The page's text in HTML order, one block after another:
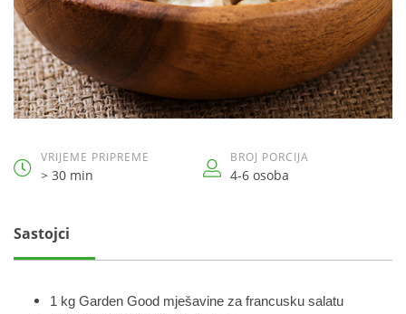
VRIJEME PRIPREME
> 30 min
BROJ PORCIJA
4-6 osoba
Sastojci
1 kg Garden Good mješavine za francusku salatu